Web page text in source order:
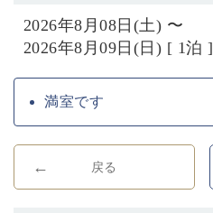
2026年8月08日(土) 〜
2026年8月09日(日) [ 1泊 ]
満室です
戻る